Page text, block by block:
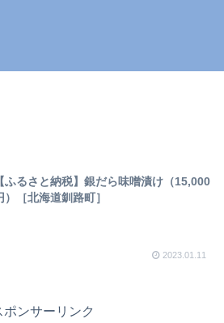
【ふるさと納税】銀だら味噌漬け（15,000
）［北海道釧路町］
2023.01.11
ポンサーリンク